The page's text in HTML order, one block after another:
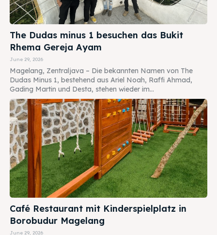
The Dudas minus 1 besuchen das Bukit
Rhema Gereja Ayam
June 29, 2026
Magelang, Zentraljava – Die bekannten Namen von The
Dudas Minus 1, bestehend aus Ariel Noah, Raffi Ahmad,
Gading Martin und Desta, stehen wieder im...
Café Restaurant mit Kinderspielplatz in
Borobudur Magelang
June 29, 2026